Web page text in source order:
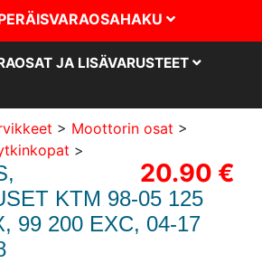
JA LISÄVARUSTEET
> Moottorin osat >
>
20.90 €
KTM 98-05 125
99 200 EXC, 04-17